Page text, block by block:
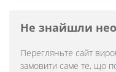
Не знайшли
Перегляньте сайт
замовити саме те, що